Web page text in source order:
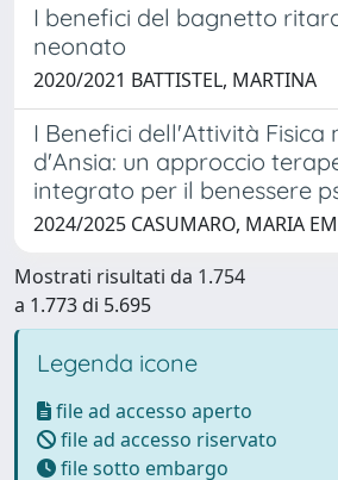
I benefici del bagnetto
neonato
2020/2021 BATTISTEL, MARTINA
I Benefici dell'Attività Fisica
d'Ansia: un approccio
integrato per il benessere
2024/2025 CASUMARO, MARIA
Mostrati risultati da 1.754
a 1.773 di 5.695
Legenda icone
file ad accesso aperto
file ad accesso riservato
file sotto embargo